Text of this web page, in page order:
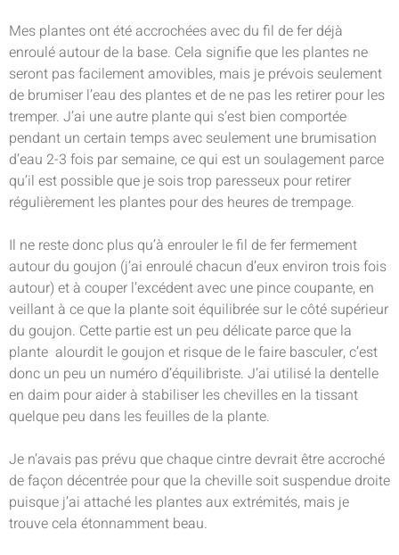
Mes plantes ont été accrochées avec du fil de fer déjà
enroulé autour de la base. Cela signifie que les plantes ne
seront pas facilement amovibles, mais je prévois seulement
de brumiser l’eau des plantes et de ne pas les retirer pour les
tremper. J’ai une autre plante qui s’est bien comportée
pendant un certain temps avec seulement une brumisation
d’eau 2-3 fois par semaine, ce qui est un soulagement parce
qu’il est possible que je sois trop paresseux pour retirer
régulièrement les plantes pour des heures de trempage.
Il ne reste donc plus qu’à enrouler le fil de fer fermement
autour du goujon (j’ai enroulé chacun d’eux environ trois fois
autour) et à couper l’excédent avec une pince coupante, en
veillant à ce que la plante soit équilibrée sur le côté supérieur
du goujon. Cette partie est un peu délicate parce que la
plante alourdit le goujon et risque de le faire basculer, c’est
donc un peu un numéro d’équilibriste. J’ai utilisé la dentelle
en daim pour aider à stabiliser les chevilles en la tissant
quelque peu dans les feuilles de la plante.
Je n’avais pas prévu que chaque cintre devrait être accroché
de façon décentrée pour que la cheville soit suspendue droite
puisque j’ai attaché les plantes aux extrémités, mais je
trouve cela étonnamment beau.